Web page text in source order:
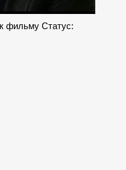
фильму Статус: